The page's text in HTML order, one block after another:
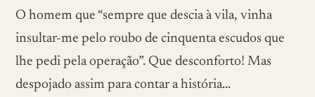
O homem que “sempre que descia à vila, vinha
insultar-me pelo roubo de cinquenta escudos que
lhe pedi pela operação”. Que desconforto! Mas
despojado assim para contar a história…